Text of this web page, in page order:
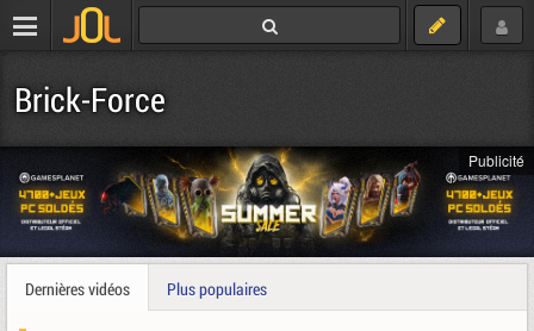
Brick-Force
Publicité
Dernières vidéos Plus populaires